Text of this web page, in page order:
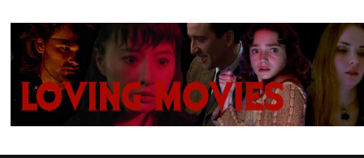
contenu